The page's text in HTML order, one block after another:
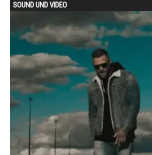
SOUND UND VIDEO